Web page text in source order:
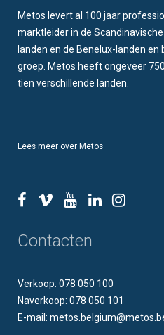
Metos levert al 100 jaar
marktleider in de
landen en de Benelux-landen en
groep. Metos heeft ongeveer
tien verschillende landen.
Lees meer over Metos
Contacten
Verkoop: 078 050 100
Naverkoop: 078 050 101
E-mail: